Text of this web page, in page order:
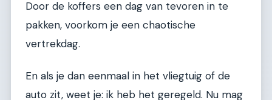
Door de koffers een dag van tevoren in te
pakken, voorkom je een chaotische
vertrekdag.
En als je dan eenmaal in het vliegtuig of de
auto zit, weet je: ik heb het geregeld. Nu mag